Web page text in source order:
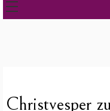
Christvesper